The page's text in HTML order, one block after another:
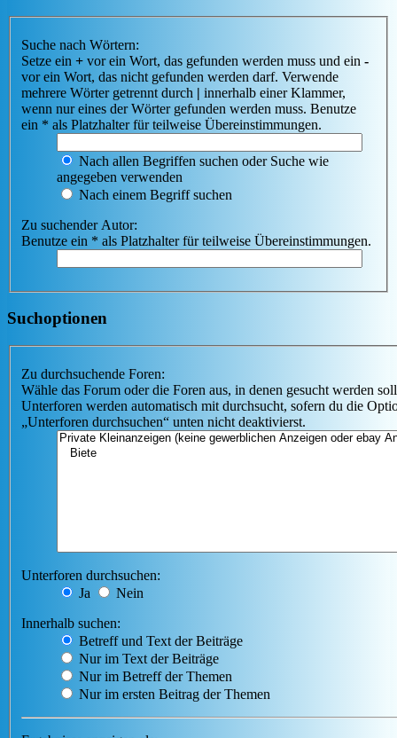
Suche nach Wörtern:
Setze ein + vor ein Wort, das gefunden werden muss und ein -
vor ein Wort, das nicht gefunden werden darf. Verwende
mehrere Wörter getrennt durch | innerhalb einer Klammer,
wenn nur eines der Wörter gefunden werden muss. Benutze
ein * als Platzhalter für teilweise Übereinstimmungen.
Nach allen Begriffen suchen oder Suche wie
angegeben verwenden
Nach einem Begriff suchen
Zu suchender Autor:
Benutze ein * als Platzhalter für teilweise Übereinstimmungen.
Suchoptionen
Zu durchsuchende Foren:
Wähle das Forum oder die Foren aus, in denen gesucht werden
Unterforen werden automatisch mit durchsucht, sofern du die
„Unterforen durchsuchen“ unten nicht deaktivierst.
Unterforen durchsuchen:
Ja
Nein
Innerhalb suchen:
Betreff und Text der Beiträge
Nur im Text der Beiträge
Nur im Betreff der Themen
Nur im ersten Beitrag der Themen